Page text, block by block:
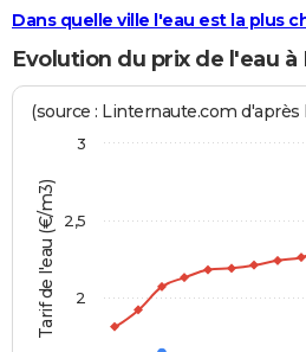
Dans quelle ville l'eau est la plus
Evolution du prix de l'eau à
Tarif de l'eau (€/m3)
(source : Linternaute.com d'après
2
2,5
3